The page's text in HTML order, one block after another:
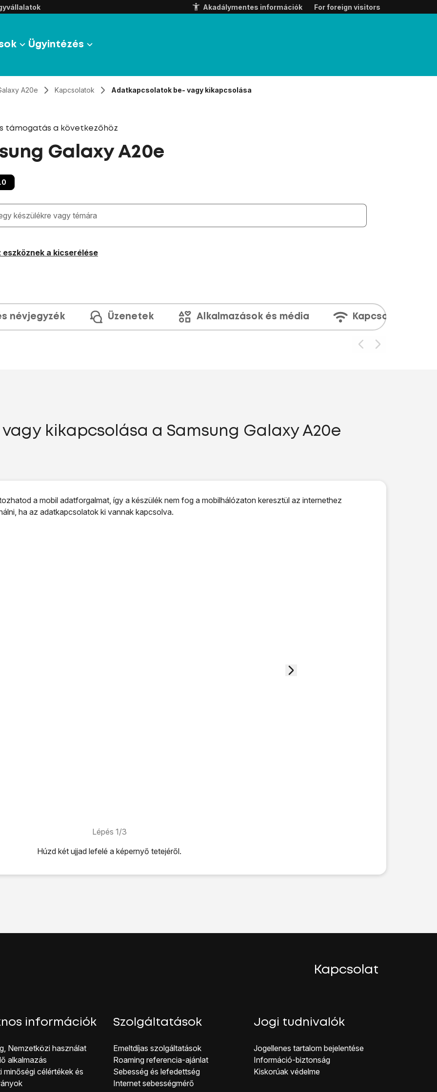
Akadálymentes információk For foreign visitors
Ügyintézés
A20e Kapcsolatok Adatkapcsolatok be- vagy kikapcsolása
támogatás a következőhöz
Galaxy A20e
megjelennek a keresési javaslatok a mező alatt
eszköznek a kicserélése
névjegyzék Üzenetek Alkalmazások és média Kapcsolatok
kikapcsolása a Samsung Galaxy A20e
a mobil adatforgalmat, így a készülék nem fog a mobilhálózaton keresztül az internethez
ha az adatkapcsolatok ki vannak kapcsolva.
Lépés 1/3
Húzd két ujjad lefelé a képernyő tetejéről.
ikonraa funkció be- vagy kikapcsolásához.
Kapcsolat
információk
Nemzetközi használat
alkalmazás
minőségi célérté kek és
Szolgáltatások
Emeltdíjas szolgáltatások
Roaming referencia-ajánlat
Sebesség és lefedettség
Internet sebességmérő
Jogi tudnivalók
Jogellenes ta rtalom bejelentése
Inf ormáció-biztonság
Kiskorúak véd elme